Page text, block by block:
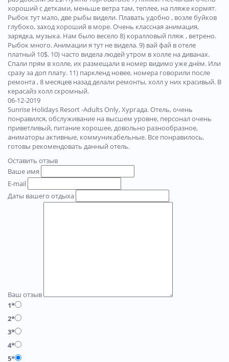
хороший с детками, меньше ветра там, теплее, на пляже кормят.
Рыбок тут мало, две рыбы видели. Плавать удобно , возле буйков
глубоко, заход хороший в море. Очень классная анимация,
зарядка, музыка. Нам было весело 8) коралловый пляж , ветрено.
Рыбок много. Анимации я тут не видела. 9) вай фай в отеле
платный 10$. 10) часто видела людей утром в холле на диванах.
Спали прям в холле, их размещали в номер видимо уже днём. Или
сразу за доп плату. 11) паркленд новее, номера говорили после
ремонта , 8 месяцев назад делали ремонты, холл у них красивый. В
керасайз холл скромный.
06-12-2019
Sunrise Holidays Resort -Adults Only, Хургада. Отель, очень
понравился, обслуживание на высшем уровне, персонал очень
приветливый, питание хорошее, довольно разнообразное,
аниматоры активные, коммуникабельные. Все понравилось,
готовы рекомендовать данный отель.
Оставить отзыв
Ваше имя
E-mail
Даты вашего отдыха
Ваш отзыв
1*
2*
3*
4*
5*